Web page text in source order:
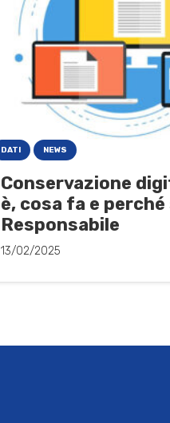
DATI NEWS
Conservazione
è, cosa fa e
Responsabile
13/02/2025